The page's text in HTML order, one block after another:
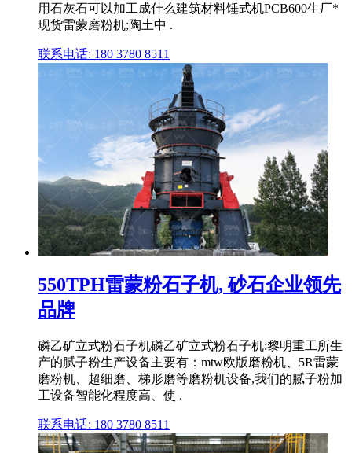
用石灰石可以加工成什么建筑材料锤式机PCB600生厂*
现货雷蒙磨粉机;陶土中 .
联系电话: 180 3780 8511
550TPH雷蒙粉石子机, 砂石企业领先
品牌
磷乙矿立式粉石子机磷乙矿立式粉石子机:黎明重工所生
产的腻子粉生产设备主要有：mtw欧版磨粉机、5R雷蒙
磨粉机、超细磨、梯形磨等磨粉机设备,我们的腻子粉加
工设备智能化程度高、使 .
联系电话: 180 3780 8511